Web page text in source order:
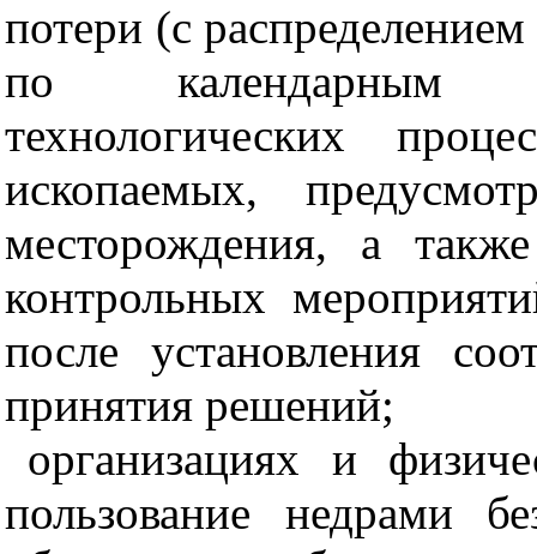
потери (с
по календарным
технологических
ископаемых,
месторождения, а
контрольных
после установления
принятия решений;
организациях и
пользование недрами